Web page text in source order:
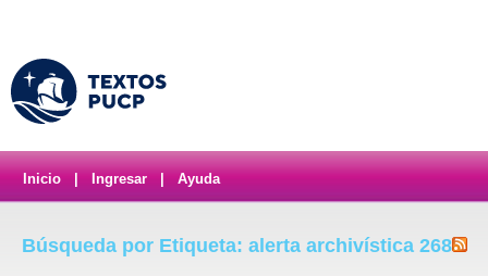
Inicio Ingresar Ayuda
Búsqueda por Etiqueta: alerta archivística 268